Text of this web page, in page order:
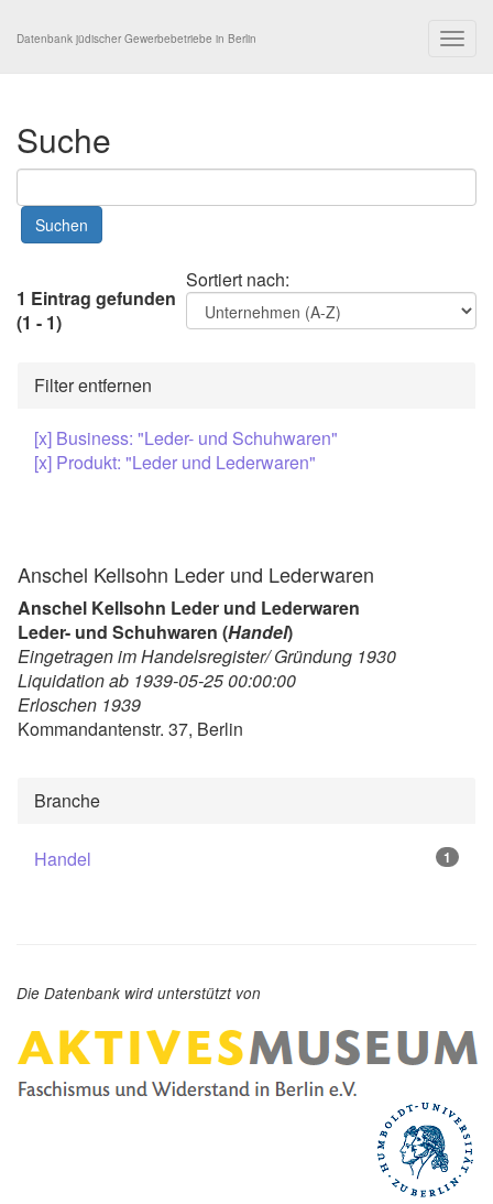
Datenbank jüdischer Gewerbebetriebe in Berlin
Suche
Sortiert nach:
1 Eintrag gefunden
(1 - 1)
Filter entfernen
[x] Business: "Leder- und Schuhwaren"
[x] Produkt: "Leder und Lederwaren"
Anschel Kellsohn Leder und Lederwaren
Anschel Kellsohn Leder und Lederwaren
Leder- und Schuhwaren (Handel)
Eingetragen im Handelsregister/ Gründung 1930
Liquidation ab 1939-05-25 00:00:00
Erloschen 1939
Kommandantenstr. 37, Berlin
Branche
Handel 1
Die Datenbank wird unterstützt von